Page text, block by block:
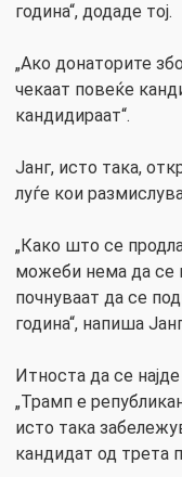
година“, додаде тој.
„Ако донаторите
чекаат повеќе
кандидираат“.
Јанг, исто така,
луѓе кои
„Како што се
можеби нема да се
почнуваат да се
година“, напиша
Итноста да се
„Трамп е
исто така
кандидат од трета